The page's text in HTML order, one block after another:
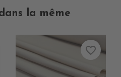
la même
favorite_border